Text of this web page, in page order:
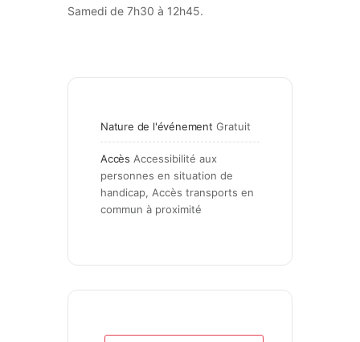
Samedi de 7h30 à 12h45.
Nature de l'événement Gratuit
Accès Accessibilité aux
personnes en situation de
handicap, Accès transports en
commun à proximité